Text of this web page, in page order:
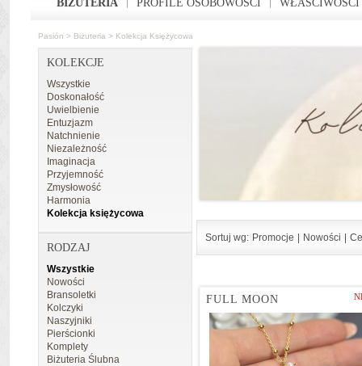
BIŻUTERIA PROFILE OSOBOWOŚCI
Pasión > Biżuteria > Kolekcja Księżycowa
KOLEKCJE
Wszystkie
Doskonałość
Uwielbienie
Entuzjazm
Natchnienie
Niezależność
Imaginacja
Przyjemność
Zmysłowość
Harmonia
Kolekcja księżycowa
RODZAJ
Wszystkie
Nowości
Bransoletki
Kolczyki
Naszyjniki
Pierścionki
Komplety
Biżuteria Ślubna
Sortuj wg: Promocje Nowości
FULL MOON